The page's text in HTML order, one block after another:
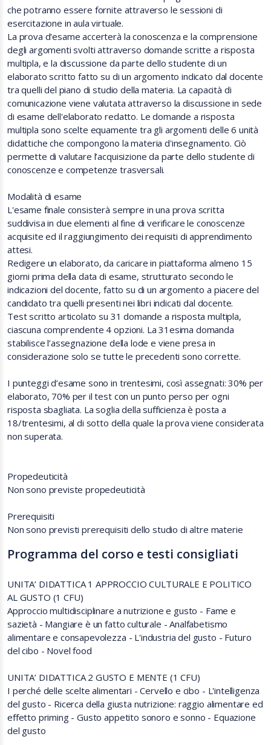
che potranno essere fornite attraverso le sessioni di
esercitazione in aula virtuale.
La prova d'esame accerterà la conoscenza e la comprensione
degli argomenti svolti attraverso domande scritte a risposta
multipla, e la discussione da parte dello studente di un
elaborato scritto fatto su di un argomento indicato dal docente
tra quelli del piano di studio della materia. La capacità di
comunicazione viene valutata attraverso la discussione in sede
di esame dell'elaborato redatto. Le domande a risposta
multipla sono scelte equamente tra gli argomenti delle 6 unità
didattiche che compongono la materia d'insegnamento. Ciò
permette di valutare l’acquisizione da parte dello studente di
conoscenze e competenze trasversali.
Modalità di esame
L'esame finale consisterà sempre in una prova scritta
suddivisa in due elementi al fine di verificare le conoscenze
acquisite ed il raggiungimento dei requisiti di apprendimento
attesi.
Redigere un elaborato, da caricare in piattaforma almeno 15
giorni prima della data di esame, strutturato secondo le
indicazioni del docente, fatto su di un argomento a piacere del
candidato tra quelli presenti nei libri indicati dal docente.
Test scritto articolato su 31 domande a risposta multipla,
ciascuna comprendente 4 opzioni. La 31esima domanda
stabilisce l’assegnazione della lode e viene presa in
considerazione solo se tutte le precedenti sono corrette.
I punteggi d’esame sono in trentesimi, così assegnati: 30% per
elaborato, 70% per il test con un punto perso per ogni
risposta sbagliata. La soglia della sufficienza è posta a
18/trentesimi, al di sotto della quale la prova viene considerata
non superata.
Propedeuticità
Non sono previste propedeuticità
Prerequisiti
Non sono previsti prerequisiti dello studio di altre materie
Programma del corso e testi consigliati
UNITA’ DIDATTICA 1 APPROCCIO CULTURALE E POLITICO
AL GUSTO (1 CFU)
Approccio multidisciplinare a nutrizione e gusto - Fame e
sazietà - Mangiare è un fatto culturale - Analfabetismo
alimentare e consapevolezza - L'industria del gusto - Futuro
del cibo - Novel food
UNITA’ DIDATTICA 2 GUSTO E MENTE (1 CFU)
I perché delle scelte alimentari - Cervello e cibo - L'intelligenza
del gusto - Ricerca della giusta nutrizione: raggio alimentare ed
effetto priming - Gusto appetito sonoro e sonno - Equazione
del gusto